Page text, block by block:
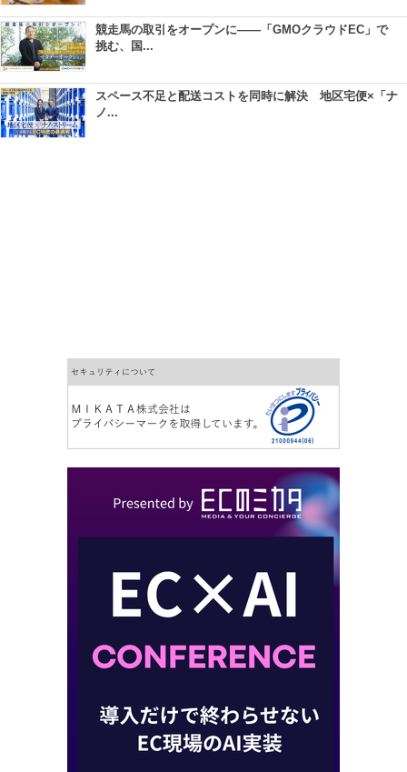
競走馬の取引をオープンに――「GMOクラウドEC」で
挑む、国...
スペース不足と配送コストを同時に解決 地区宅便×「ナ
ノ...